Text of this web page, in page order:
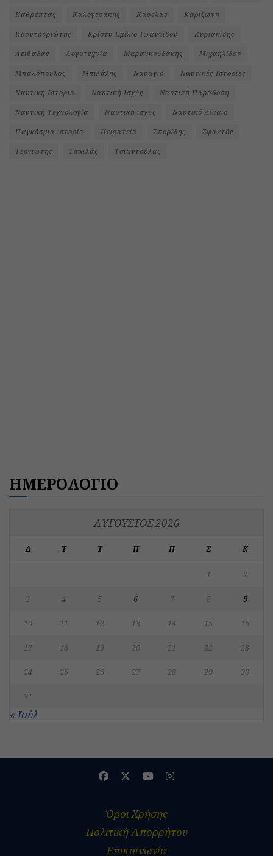
Καθρέπτας Καλογεράκης Καρέλας Καριζώνη
Κουντουριώτης Κρίστυ Εμίλιο Ιωαννίδου Κυριακίδης
Λειβαδάς Λογοτεχνία Μαραγκουδάκης Μιχαηλίδου
Μπαλόπουλος Μπιλάλης Ναυάγιο Ναυτικές Ιστορίες
Ναυτική Ιστορία Ναυτική Ισχύς Ναυτική Παράδοση
Ναυτική Τεχνολογία Ναυτική ισχύς Ναυτικό Δίκαιο
Παγκόσμια ιστορία Πειρατεία Σπορίδης Σφακτός
Τερνιώτης Τσαϊλάς Τσιαντούλας
ΗΜΕΡΟΛΟΓΙΟ
ΑΎΓΟΥΣΤΟΣ 2026
Δ Τ Τ Π Π Σ Κ
1 2
3 4 5 6 7 8 9
10 11 12 13 14 15 16
17 18 19 20 21 22 23
24 25 26 27 28 29 30
31
« Ιούλ
Όροι Χρήσης
Πολιτική Απορρήτου
Επικοινωνία